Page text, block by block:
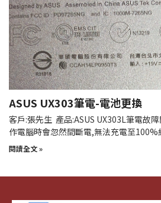
ASUS UX303筆電-電池更換
客戶:張先生 產品:ASUS UX303L筆電故
作電腦時會忽然間斷電,無法充電至100%
閱讀全文 »